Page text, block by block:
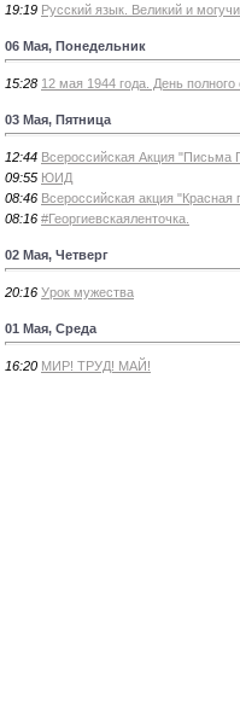
19:19 Русский язык. Великий и
06 Мая, Понедельник
15:28 12 мая 1944 года. День
03 Мая, Пятница
12:44 Всероссийская Акция
09:55 ЮИД
08:46 Всероссийская акция "Красная
08:16 #Георгиевскаяленточка.
02 Мая, Четверг
20:16 Урок мужества
01 Мая, Среда
16:20 МИР! ТРУД! МАЙ!